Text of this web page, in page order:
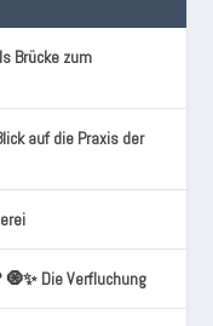
Brücke zum
auf die Praxis der
🧿✨ Die Verfluchung